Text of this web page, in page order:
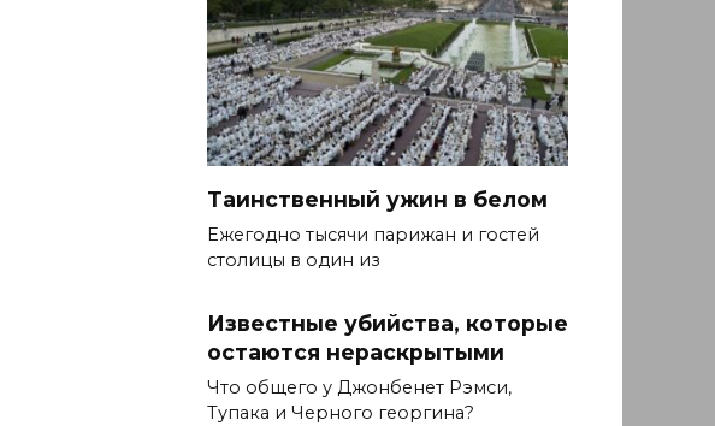
Таинственный ужин в белом
Ежегодно тысячи парижан и гостей
столицы в один из
Известные убийства, которые
остаются нераскрытыми
Что общего у Джонбенет Рэмси,
Тупака и Черного георгина?